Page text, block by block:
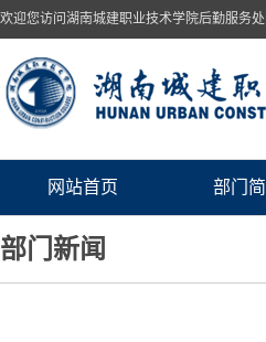
欢迎您访问湖南城建职业技术学院后勤服务处
网站首页 部门
部门新闻